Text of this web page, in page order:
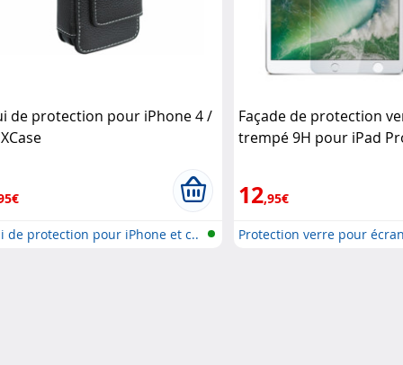
de protection pour iPhone 4 /
de protection pour iPhone et c..
Façade de protection
trempé 9H pour iPad
12,95€
Protection verre pour